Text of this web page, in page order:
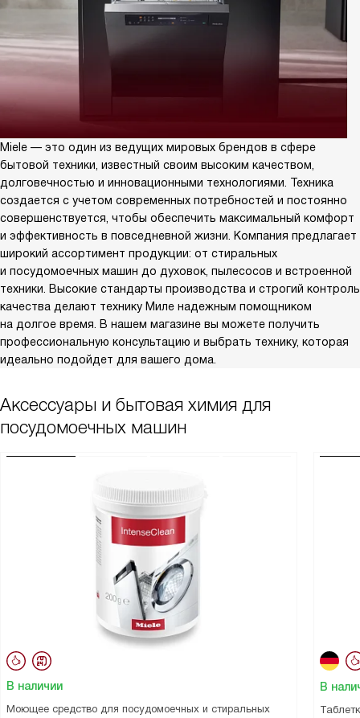
Miele — это один из ведущих мировых брендов в сфере
бытовой техники, известный своим высоким качеством,
долговечностью и инновационными технологиями. Техника
создается с учетом современных потребностей и постоянно
совершенствуется, чтобы обеспечить максимальный комфорт
и эффективность в повседневной жизни. Компания предлагает
широкий ассортимент продукции: от стиральных
и посудомоечных машин до духовок, пылесосов и встроенной
техники. Высокие стандарты производства и строгий контроль
качества делают технику Миле надежным помощником
на долгое время. В нашем магазине вы можете получить
профессиональную консультацию и выбрать технику, которая
идеально подойдет для вашего дома.
Аксессуары и бытовая химия для
посудомоечных машин
В наличии
Моющее средство для посудомоечных и стиральных
В